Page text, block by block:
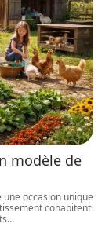
modèle de
occasion unique
cohabitent
…